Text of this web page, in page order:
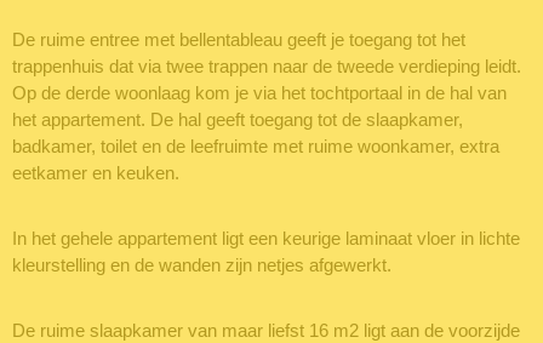
De ruime entree met bellentableau geeft je toegang tot het
trappenhuis dat via twee trappen naar de tweede verdieping leidt.
Op de derde woonlaag kom je via het tochtportaal in de hal van
het appartement. De hal geeft toegang tot de slaapkamer,
badkamer, toilet en de leefruimte met ruime woonkamer, extra
eetkamer en keuken.
In het gehele appartement ligt een keurige laminaat vloer in lichte
kleurstelling en de wanden zijn netjes afgewerkt.
De ruime slaapkamer van maar liefst 16 m2 ligt aan de voorzijde